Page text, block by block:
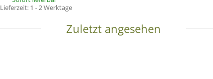
Lieferzeit: 1 - 2 Werktage
Zuletzt angesehen